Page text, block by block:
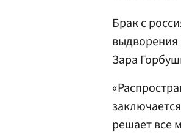
Брак с
выдворения
Зара
решает все